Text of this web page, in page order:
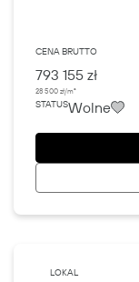
CENA BRUTTO
793 155 zł
28 500 zł/m²
STATUSWolne
LOKAL